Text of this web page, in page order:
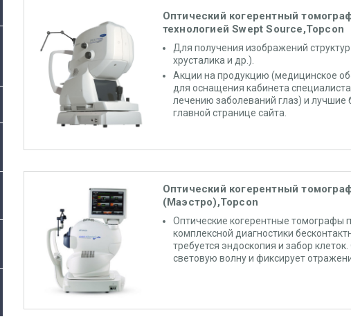
Оптический когерентный
технологией Swept Source,Topcon
Для получения изображений
хрусталика и др.).
Акции на продукцию (медицинское
для оснащения кабинета
лечению заболеваний глаз) и
главной странице сайта.
Оптический когерентный
(Маэстро),Topcon
Оптические когерентные томографы
комплексной диагностики
требуется эндоскопия и забор
световую волну и фиксирует